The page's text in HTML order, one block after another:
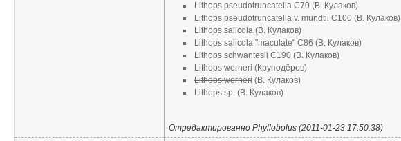
Lithops pseudotruncatella C70 (В. Кулаков)
Lithops pseudotruncatella v. mundtii C100 (В. Кулаков)
Lithops salicola (В. Кулаков)
Lithops salicola "maculate" C86 (В. Кулаков)
Lithops schwantesii C190 (В. Кулаков)
Lithops werneri (Круподёров)
Lithops werneri (В. Кулаков)
Lithops sp. (В. Кулаков)
Отредактированно Phyllobolus (2011-01-23 17:50:38)